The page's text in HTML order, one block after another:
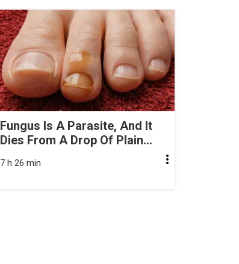
Fungus Is A Parasite, And It
Dies From A Drop Of Plain...
7 h 26 min